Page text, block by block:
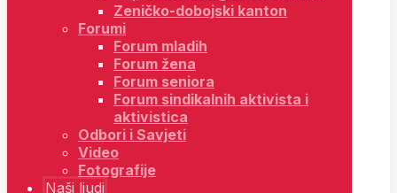
Zeničko-dobojski kanton
Forumi
Forum mladih
Forum žena
Forum seniora
Forum sindikalnih aktivista i
aktivistica
Odbori i Savjeti
Video
Fotografije
Naši ljudi